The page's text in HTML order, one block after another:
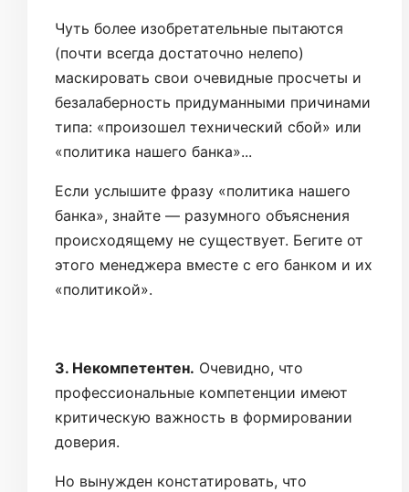
Чуть более изобретательные пытаются
(почти всегда достаточно нелепо)
маскировать свои очевидные просчеты и
безалаберность придуманными причинами
типа: «произошел технический сбой» или
«политика нашего банка»...
Если услышите фразу «политика нашего
банка», знайте — разумного объяснения
происходящему не существует. Бегите от
этого менеджера вместе с его банком и их
«политикой».
3. Некомпетентен. Очевидно, что
профессиональные компетенции имеют
критическую важность в формировании
доверия.
Но вынужден констатировать, что